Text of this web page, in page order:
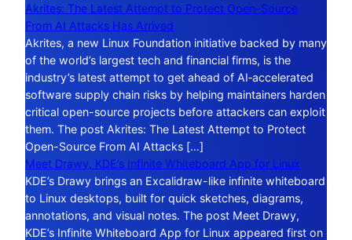
Akrites: The Latest Attempt to Protect Open-Source
From AI Attacks Has Arrived
Akrites, a new Linux Foundation initiative backed by many
of the world’s largest tech and financial firms, is the
industry’s latest attempt to get ahead of AI‑accelerated
software supply chain risks by helping maintainers harden
critical open-source projects before attackers can exploit
them. The post Akrites: The Latest Attempt to Protect
Open-Source From AI Attacks […]
Meet Drawy, KDE’s Infinite Whiteboard App for Linux
KDE’s Drawy brings an Excalidraw-like infinite whiteboard
to Linux desktops, built for quick sketches, diagrams,
annotations, and visual notes. The post Meet Drawy,
KDE’s Infinite Whiteboard App for Linux appeared first on